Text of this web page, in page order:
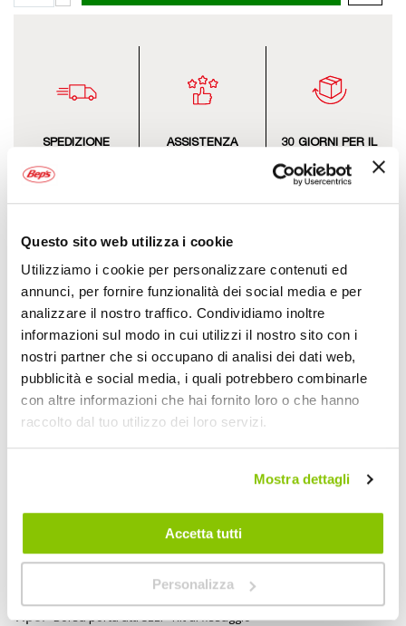
Questo sito web utilizza i cookie
Utilizziamo i cookie per personalizzare contenuti ed
annunci, per fornire funzionalità dei social media e per
analizzare il nostro traffico. Condividiamo inoltre
informazioni sul modo in cui utilizzi il nostro sito con i
nostri partner che si occupano di analisi dei dati web,
pubblicità e social media, i quali potrebbero combinarle
con altre informazioni che hai fornito loro o che hanno
raccolto dal tuo utilizzo dei loro servizi.
Mostra dettagli
Accetta tutti
Personalizza
SPEDIZIONE
Oltre i 39,99€
ASSISTENZA
30 GIORNI PER IL
Anche in negozio
Descrizione
Kit di attacco universale per il fissaggio della cassetta laterale porta
attrezzi Givi S250 (cassetta laterale non inclusa in confezione,
acquistabile separatamente, vedi nostro codice 1548243). Da
abbinare all' S250 (vedi nostro codice
1548243
laterale specifico
Informazioni
8019606217295
Borsa porta attrezzi - Kit di fissaggio